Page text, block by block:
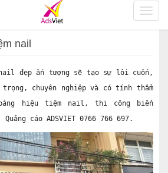
nail
nail đẹp ấn tượng sẽ tạo sự lôi cuốn,
trọng, chuyên nghiệp và có tính thẩm
hiệu tiệm nail, thi công biển
cáo ADSVIET 0766 766 697.